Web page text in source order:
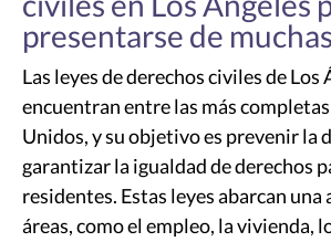
presentarse de
Las leyes de derechos civiles de Los
encuentran entre las más
Unidos, y su objetivo es prevenir la
garantizar la igualdad de derechos
residentes. Estas leyes abarcan una
áreas, como el empleo, la vivienda,